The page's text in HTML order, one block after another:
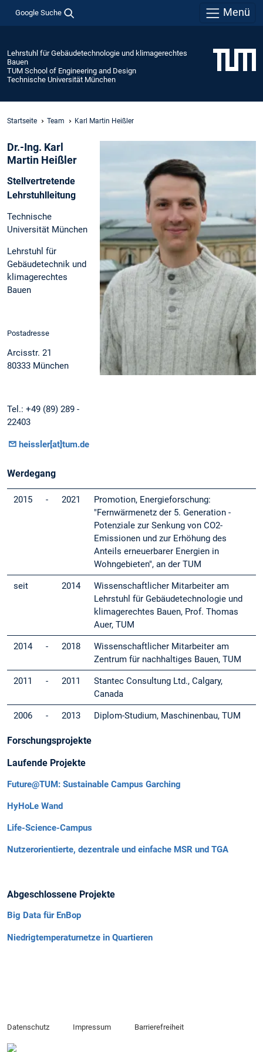
Google Suche Menü
Lehrstuhl für Gebäudetechnologie und klimagerechtes
Bauen
TUM School of Engineering and Design
Technische Universität München
Startseite Team Karl Martin Heißler
Dr.-Ing. Karl
Martin Heißler
Stellvertretende
Lehrstuhlleitung
Technische
Universität München
Lehrstuhl für
Gebäudetechnik und
klimagerechtes
Bauen
Postadresse
Arcisstr. 21
80333 München
Tel.: +49 (89) 289 -
22403
heissler[at]tum.de
Werdegang
2015 - 2021
Promotion, Energieforschung:
"Fernwärmenetz der 5. Generation -
Potenziale zur Senkung von CO2-
Emissionen und zur Erhöhung des
Anteils erneuerbarer Energien in
Wohngebieten", an der TUM
seit 2014
Wissenschaftlicher Mitarbeiter am
Lehrstuhl für Gebäudetechnologie und
klimagerechtes Bauen, Prof. Thomas
Auer, TUM
2014 - 2018
Wissenschaftlicher Mitarbeiter am
Zentrum für nachhaltiges Bauen, TUM
2011 - 2011
Stantec Consultung Ltd., Calgary,
Canada
2006 - 2013 Diplom-Studium, Maschinenbau, TUM
Forschungsprojekte
Laufende Projekte
Future@TUM: Sustainable Campus Garching
HyHoLe Wand
Life-Science-Campus
Nutzerorientierte, dezentrale und einfache MSR und TGA
Abgeschlossene Projekte
Big Data für EnBop
Niedrigtemperaturnetze in Quartieren
Datenschutz Impressum Barrierefreiheit